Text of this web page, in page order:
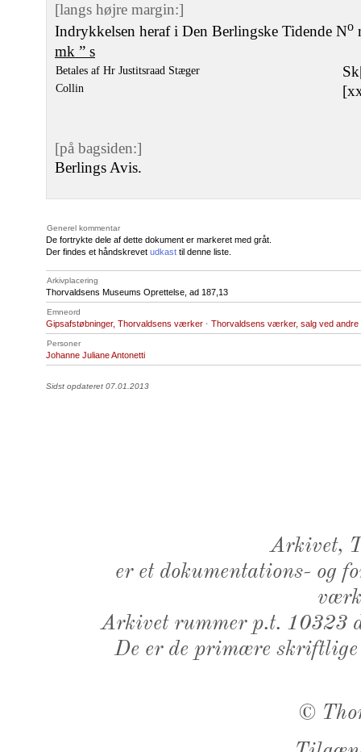
[langs højre margin:]
Indrykkelsen heraf i Den Berlingske Tidende No
mk ” s
Betales af Hr Justitsraad Stæger
Collin
[på bagsiden:]
Berlings Avis.
Generel kommentar
De fortrykte dele af dette dokument er markeret med gråt.
Der findes et håndskrevet udkast til denne liste.
Arkivplacering
Thorvaldsens Museums Oprettelse, ad 187,13
Emneord
Gipsafstøbninger, Thorvaldsens værker · Thorvaldsens værker, salg ved andre
Personer
Johanne Juliane Antonetti
Sidst opdateret 07.01.2013
Arkivet,
er et dokumentations- og
Arkivet rummer p.t. 10323
De er de primære
©